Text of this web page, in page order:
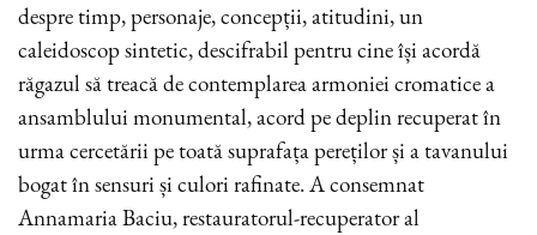
despre timp, personaje, concepții, atitudini, un
caleidoscop sintetic, descifrabil pentru cine își acordă
răgazul să treacă de contemplarea armoniei cromatice a
ansamblului monumental, acord pe deplin recuperat în
urma cercetării pe toată suprafața pereților și a tavanului
bogat în sensuri și culori rafinate. A consemnat
Annamaria Baciu, restauratorul-recuperator al